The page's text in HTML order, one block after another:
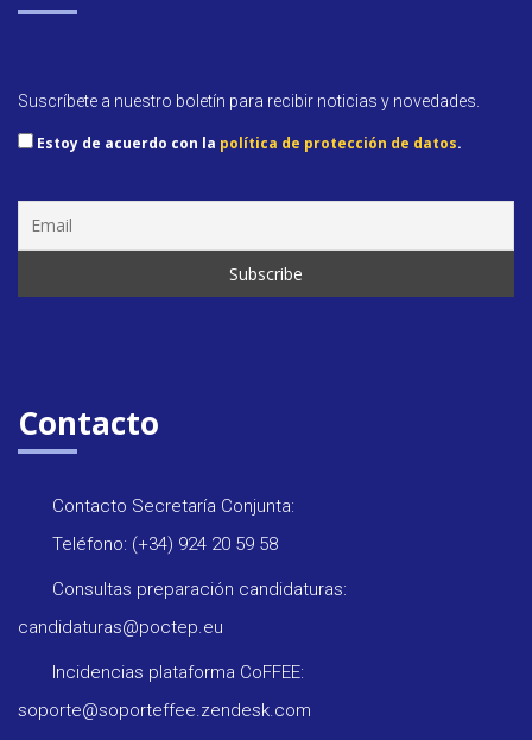
Suscríbete a nuestro boletín para recibir noticias y novedades.
Estoy de acuerdo con la política de protección de datos.
Contacto
Contacto Secretaría Conjunta:
Teléfono: (+34) 924 20 59 58
Consultas preparación candidaturas:
candidaturas@poctep.eu
Incidencias plataforma CoFFEE:
soporte@soporteffee.zendesk.com